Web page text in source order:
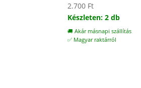
2.700 Ft
Készleten: 2 db
🚚 Akár másnapi szállítás
✅ Magyar raktárról